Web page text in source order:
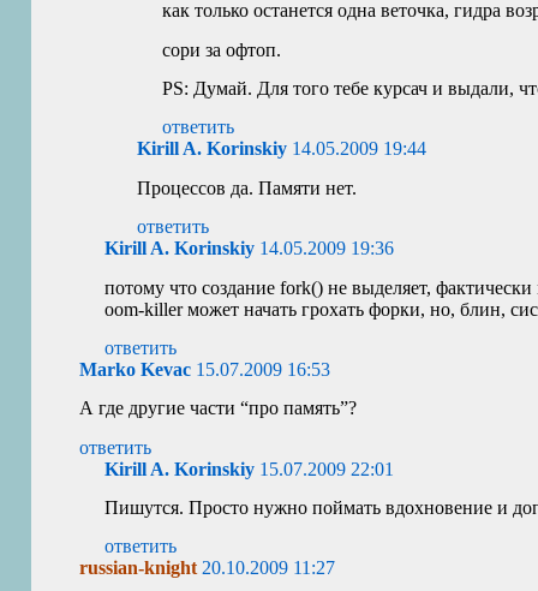
как только останется одна веточка, гидра
сори за офтоп.
PS: Думай. Для того тебе курсач и выдали,
ответить
Kirill A. Korinskiy 14.05.2009 19:44
Процессов да. Памяти нет.
ответить
Kirill A. Korinskiy 14.05.2009 19:36
потому что создание fork() не выделяет,
oom-killer может начать грохать форки, но, блин,
ответить
Marko Kevac 15.07.2009 16:53
А где другие части “про память”?
ответить
Kirill A. Korinskiy 15.07.2009 22:01
Пишутся. Просто нужно поймать вдохновение и
ответить
russian-knight20.10.2009 11:27